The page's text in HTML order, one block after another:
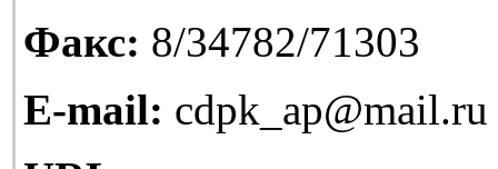
Факс: 8/34782/71303
E-mail: cdpk_ap@mail.ru